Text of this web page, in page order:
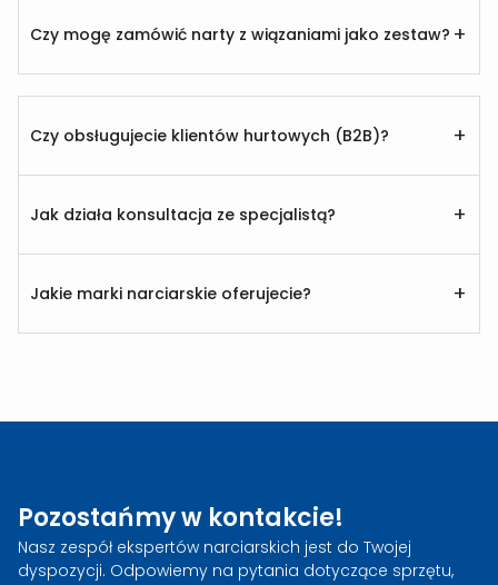
Czy mogę zamówić narty z wiązaniami jako zestaw? +
Czy obsługujecie klientów hurtowych (B2B)? +
Jak działa konsultacja ze specjalistą? +
Jakie marki narciarskie oferujecie? +
Pozostańmy w kontakcie!
Nasz zespół ekspertów narciarskich jest do Twojej
dyspozycji. Odpowiemy na pytania dotyczące sprzętu,